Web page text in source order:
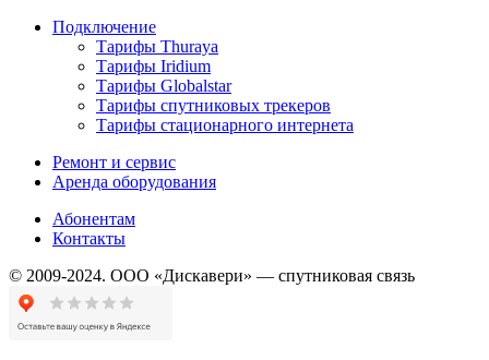
Подключение
Тарифы Thuraya
Тарифы Iridium
Тарифы Globalstar
Тарифы спутниковых трекеров
Тарифы стационарного интернета
Ремонт и сервис
Аренда оборудования
Абонентам
Контакты
© 2009-2024. ООО «Дискавери» — спутниковая связь